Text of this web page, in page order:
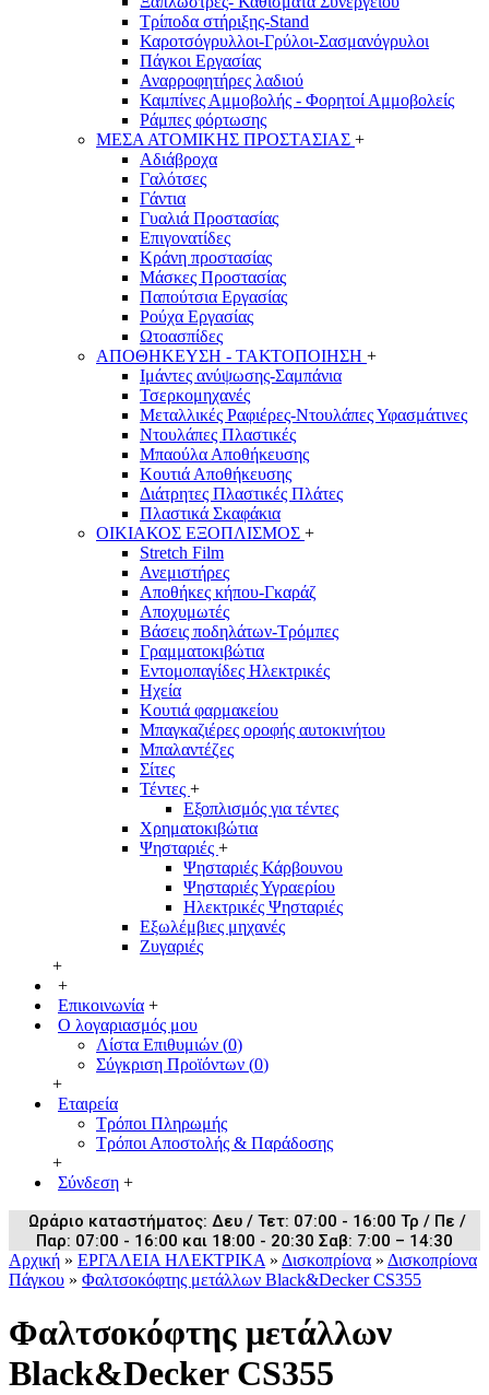
Τρίποδα στήριξης-Stand
Καροτσόγρυλλοι-Γρύλοι-Σασμανόγρυλοι
Πάγκοι Εργασίας
Αναρροφητήρες λαδιού
Καμπίνες Αμμοβολής - Φορητοί Αμμοβολείς
Ράμπες φόρτωσης
ΜΕΣΑ ΑΤΟΜΙΚΗΣ ΠΡΟΣΤΑΣΙΑΣ +
Αδιάβροχα
Γαλότσες
Γάντια
Γυαλιά Προστασίας
Επιγονατίδες
Κράνη προστασίας
Μάσκες Προστασίας
Παπούτσια Εργασίας
Ρούχα Εργασίας
Ωτοασπίδες
ΑΠΟΘΗΚΕΥΣΗ - ΤΑΚΤΟΠΟΙΗΣΗ +
Ιμάντες ανύψωσης-Σαμπάνια
Τσερκομηχανές
Μεταλλικές Ραφιέρες-Ντουλάπες Υφασμάτινες
Ντουλάπες Πλαστικές
Μπαούλα Αποθήκευσης
Κουτιά Αποθήκευσης
Διάτρητες Πλαστικές Πλάτες
Πλαστικά Σκαφάκια
ΟΙΚΙΑΚΟΣ ΕΞΟΠΛΙΣΜΟΣ +
Stretch Film
Ανεμιστήρες
Αποθήκες κήπου-Γκαράζ
Αποχυμωτές
Βάσεις ποδηλάτων-Τρόμπες
Γραμματοκιβώτια
Εντομοπαγίδες Ηλεκτρικές
Ηχεία
Κουτιά φαρμακείου
Μπαγκαζιέρες οροφής αυτοκινήτου
Μπαλαντέζες
Σίτες
Τέντες +
Εξοπλισμός για τέντες
Χρηματοκιβώτια
Ψησταριές +
Ψησταριές Κάρβουνου
Ψησταριές Υγραερίου
Ηλεκτρικές Ψησταριές
Εξωλέμβιες μηχανές
Ζυγαριές
+
+
Επικοινωνία +
Ο λογαριασμός μου
Λίστα Επιθυμιών (0)
Σύγκριση Προϊόντων (0)
+
Εταιρεία
Τρόποι Πληρωμής
Τρόποι Αποστολής & Παράδοσης
+
Σύνδεση +
Ωράριο καταστήματος: Δευ / Τετ: 07:00 - 16:00 Τρ / Πε /
Παρ: 07:00 - 16:00 και 18:00 - 20:30 Σαβ: 7:00 – 14:30
Αρχική » ΕΡΓΑΛΕΙΑ ΗΛΕΚΤΡΙΚΑ » Δισκοπρίονα » Δισκοπρίονα
Πάγκου » Φαλτσοκόφτης μετάλλων Black&Decker CS355
Φαλτσοκόφτης μετάλλων
Black&Decker CS355